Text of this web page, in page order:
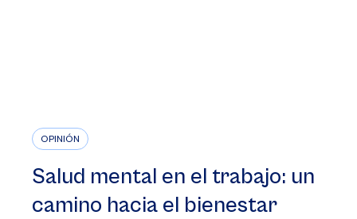
OPINIÓN
Salud mental en el trabajo: un
camino hacia el bienestar